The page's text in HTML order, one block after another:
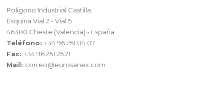
Polígono Industrial Castilla
Esquina Vial 2 - Vial 5
46380 Cheste (Valencia) - España
Teléfono:+34 96 251 04 07
Fax:+34 96 251 25 21
Mail: correo@eurosanex.com